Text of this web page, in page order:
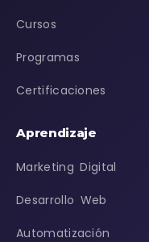
Cursos
Programas
Certificaciones
Aprendizaje
Marketing Digital
Desarrollo Web
Automatización